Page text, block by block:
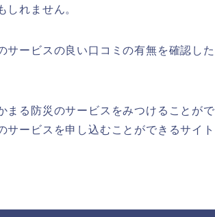
れません。
サービスの良い口コミの有無を確認した
まる防災のサービスをみつけることがで
ービスを申し込むことができるサイト